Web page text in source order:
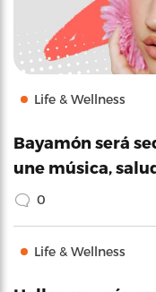
Life & Wellness
Bayamón será
une música,
0
Life & Wellness